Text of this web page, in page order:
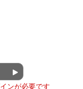
ンが必要です